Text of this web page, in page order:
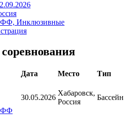
ФФ, Инклюзивные
Дата Место
Тип
ФФ
30.05.2026
Хабаровск,
Россия
Бассейн